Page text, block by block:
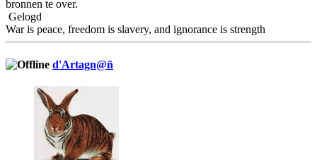
bronnen te over.
Gelogd
War is peace, freedom is slavery, and ignorance is strength
d'Artagn@ñ